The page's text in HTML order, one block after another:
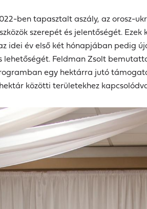
ben tapasztalt aszály, az orosz-
szerepét és jelentőségét.
idei év első két hónapjában pedig
Feldman Zsolt
egy hektárra jutó
közötti területekhez